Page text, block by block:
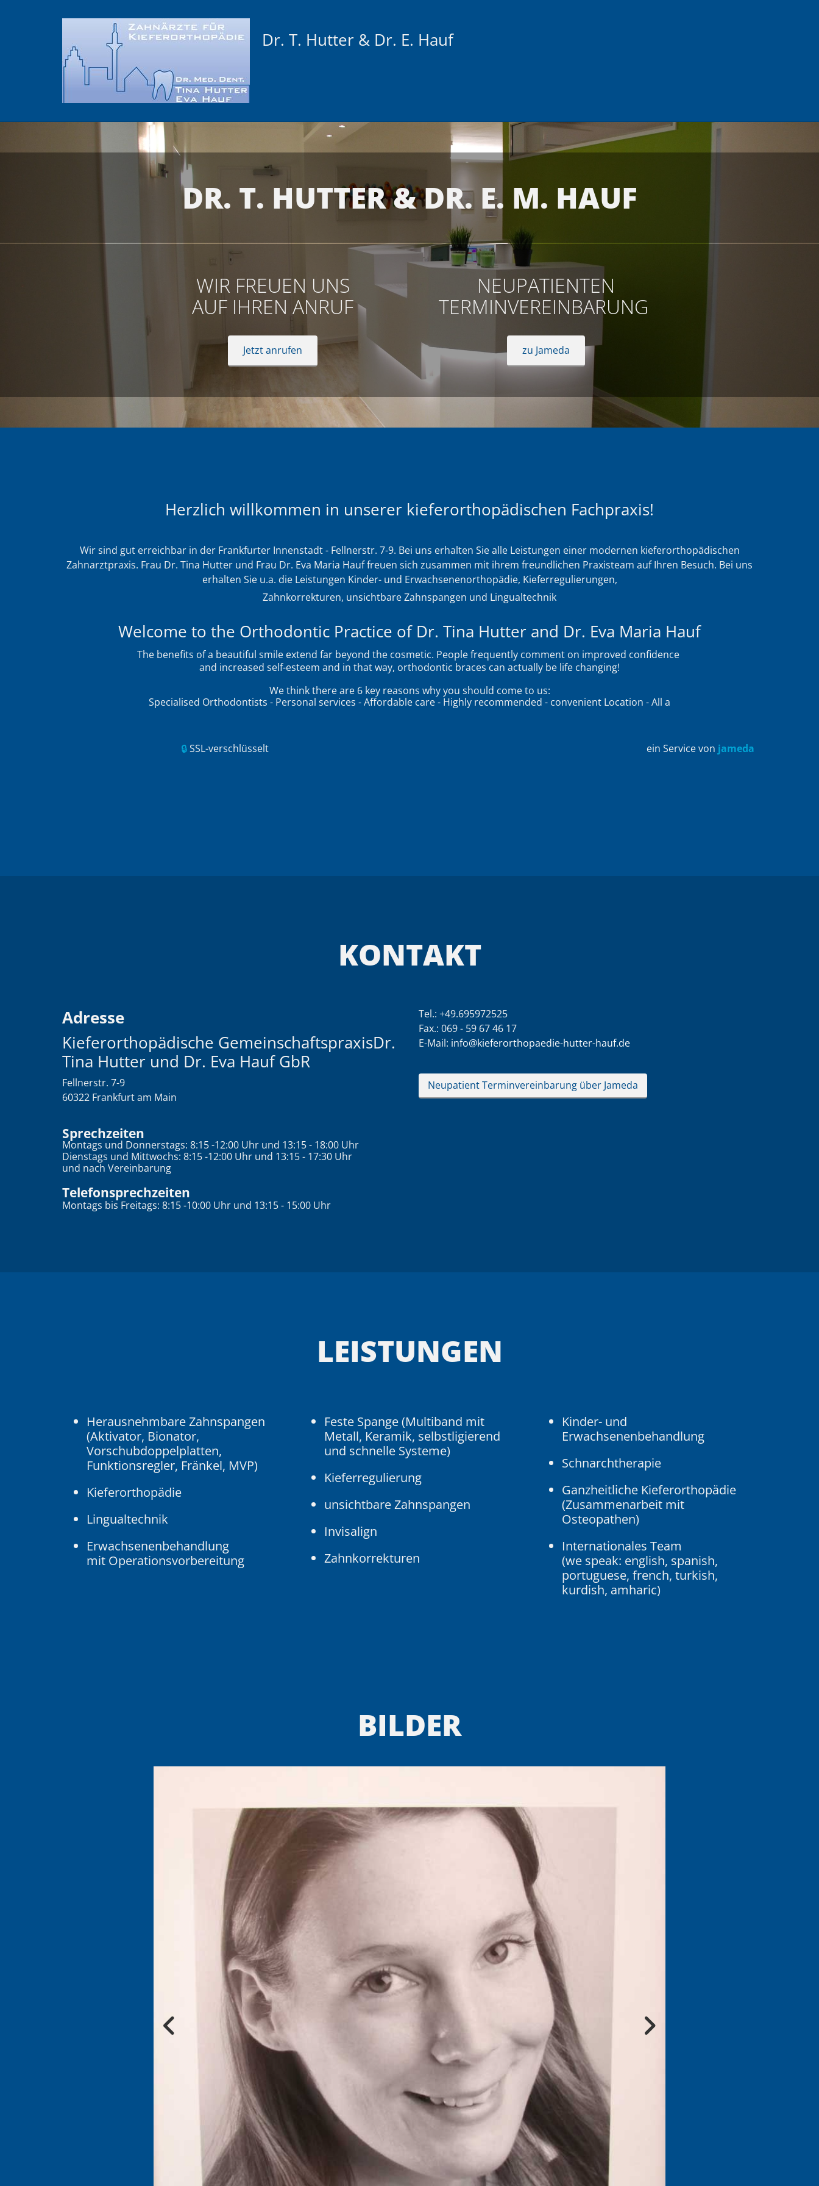
Dr. T. Hutter & Dr. E. Hauf
DR. T. HUTTER & DR. E. M. HAUF
WIR FREUEN UNS
AUF IHREN ANRUF
Jetzt anrufen
NEUPATIENTEN
TERMINVEREINBARUNG
zu Jameda
Herzlich willkommen in unserer kieferorthopädischen Fachpraxis!
Wir sind gut erreichbar in der Frankfurter Innenstadt - Fellnerstr. 7-9. Bei uns erhalten Sie alle Leistungen einer modernen kieferorthopädischen
Zahnarztpraxis. Frau Dr. Tina Hutter und Frau Dr. Eva Maria Hauf freuen sich zusammen mit ihrem freundlichen Praxisteam auf Ihren Besuch. Bei uns
erhalten Sie u.a. die Leistungen Kinder- und Erwachsenenorthopädie, Kieferregulierungen,
Zahnkorrekturen, unsichtbare Zahnspangen und Lingualtechnik
Welcome to the Orthodontic Practice of Dr. Tina Hutter and Dr. Eva Maria Hauf
The benefits of a beautiful smile extend far beyond the cosmetic. People frequently comment on improved confidence
and increased self-esteem and in that way, orthodontic braces can actually be life changing!
We think there are 6 key reasons why you should come to us:
Specialised Orthodontists - Personal services - Affordable care - Highly recommended - convenient Location - All a
🔒SSL-verschlüsselt ein Service von jameda
KONTAKT
Adresse
Kieferorthopädische GemeinschaftspraxisDr.
Tina Hutter und Dr. Eva Hauf GbR
Fellnerstr. 7-9
60322 Frankfurt am Main
Sprechzeiten
Montags und Donnerstags: 8:15 -12:00 Uhr und 13:15 - 18:00 Uhr
Dienstags und Mittwochs: 8:15 -12:00 Uhr und 13:15 - 17:30 Uhr
und nach Vereinbarung
Telefonsprechzeiten
Montags bis Freitags: 8:15 -10:00 Uhr und 13:15 - 15:00 Uhr
Tel.: +49.695972525
Fax.: 069 - 59 67 46 17
E-Mail: info@kieferorthopaedie-hutter-hauf.de
Neupatient Terminvereinbarung über Jameda
LEISTUNGEN
Herausnehmbare Zahnspangen
(Aktivator, Bionator,
Vorschubdoppelplatten,
Funktionsregler, Fränkel, MVP)
Kieferorthopädie
Lingualtechnik
Erwachsenenbehandlung
mit Operationsvorbereitung
Feste Spange (Multiband mit
Metall, Keramik, selbstligierend
und schnelle Systeme)
Kieferregulierung
unsichtbare Zahnspangen
Invisalign
Zahnkorrekturen
Kinder- und
Erwachsenenbehandlung
Schnarchtherapie
Ganzheitliche Kieferorthopädie
(Zusammenarbeit mit
Osteopathen)
Internationales Team
(we speak: english, spanish,
portuguese, french, turkish,
kurdish, amharic)
BILDER